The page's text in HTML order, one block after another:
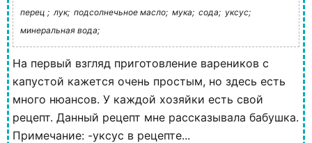
перец ; лук; подсолнечьное масло; мука; сода; уксус;
минеральная вода;
На первый взгляд приготовление вареников с
капустой кажется очень простым, но здесь есть
много нюансов. У каждой хозяйки есть свой
рецепт. Данный рецепт мне рассказывала бабушка.
Примечание: -уксус в рецепте...